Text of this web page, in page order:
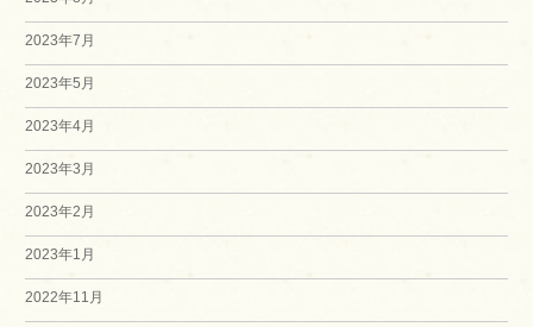
2023年7月
2023年5月
2023年4月
2023年3月
2023年2月
2023年1月
2022年11月